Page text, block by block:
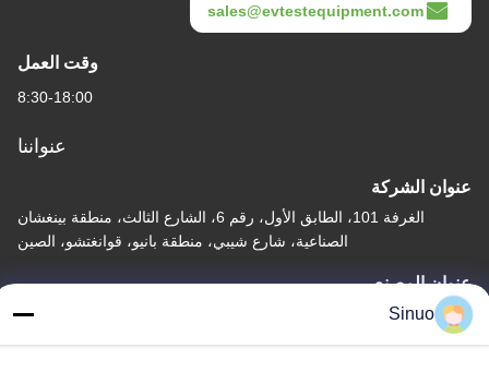
sales@evtestequipment.com
وقت العمل
8:30-18:00
عنواننا
عنوان الشركة
الغرفة 101، الطابق الأول، رقم 6، الشارع الثالث، منطقة بينغشان
الصناعية، شارع شيبي، منطقة بانيو، قوانغتشو، الصين
عنوان المصنع
الغرفة 101، الطابق الأول، رقم 6، الشارع الثالث، منطقة بينغشان
Sinuo